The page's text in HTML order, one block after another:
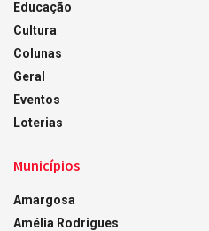
Educação
Cultura
Colunas
Geral
Eventos
Loterias
Municípios
Amargosa
Amélia Rodrigues